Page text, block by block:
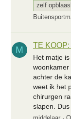
zelf
M TE
Het matje
achter de
weet ik het
chirurgen
slapen. Dus